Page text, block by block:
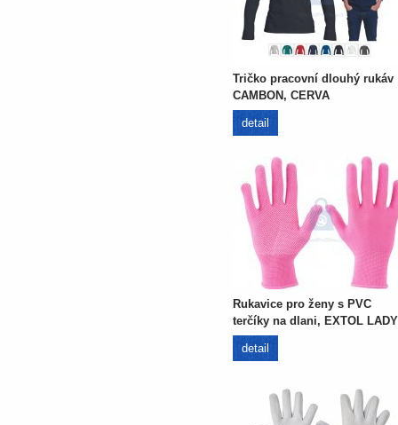
Tričko pracovní dlouhý rukáv
CAMBON, CERVA
detail
Rukavice pro ženy s PVC
terčíky na dlani, EXTOL LADY
detail